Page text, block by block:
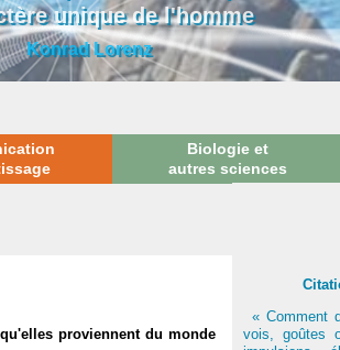
unique de l'homme
Konrad Lorenz
Biologie et
autres sciences
proviennent du monde
« Comment
vois, goûtes